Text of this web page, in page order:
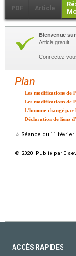
PDF Article
Bienvenue
Article gratuit.
Connectez-
Plan
Les modifications de
Les modifications de
L’homme changé par
Déclaration de liens
☆ Séance du 11 février
© 2020 Publié par
ACCÈS RAPIDES